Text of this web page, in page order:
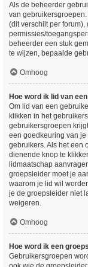
Als de beheerder
van
(dit verschilt per
permissies/
beheerder een stuk
te wijzen, bepaalde
Omhoog
Hoe word ik lid van
Om lid van een
klikken in het
gebruikersgroepen
een goedkeuring van
gebruikers. Als het een
dienende knop te
lidmaatschap
groepsleider moet je
waarom je lid wil
je de groepsleider niet
weigeren.
Omhoog
Hoe word ik een
Gebruikersgroepen